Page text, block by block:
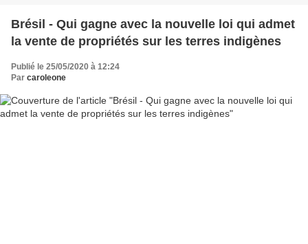
Brésil - Qui gagne avec la nouvelle loi qui admet
la vente de propriétés sur les terres indigènes
Publié le 25/05/2020 à 12:24
Par caroleone